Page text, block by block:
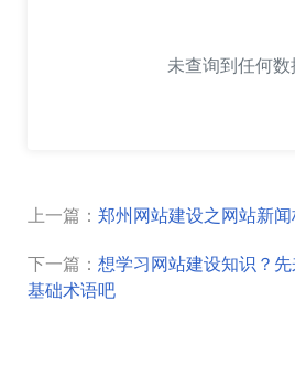
未查询到任何数
上一篇： 郑州网站建设之网站新闻
下一篇： 想学习网站建设知识？
基础术语吧